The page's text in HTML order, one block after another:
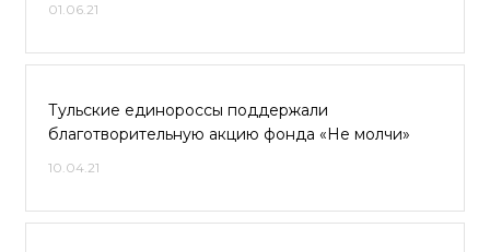
01.06.21
Тульские единороссы поддержали
благотворительную акцию фонда «Не молчи»
10.04.21